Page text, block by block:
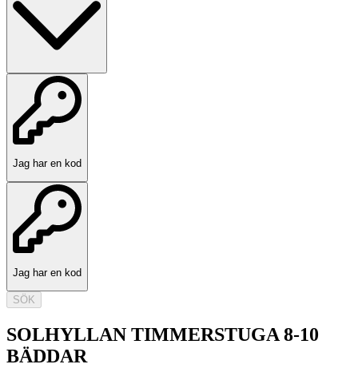
Jag har en kod
Jag har en kod
SÖK
SOLHYLLAN TIMMERSTUGA 8-10
BÄDDAR